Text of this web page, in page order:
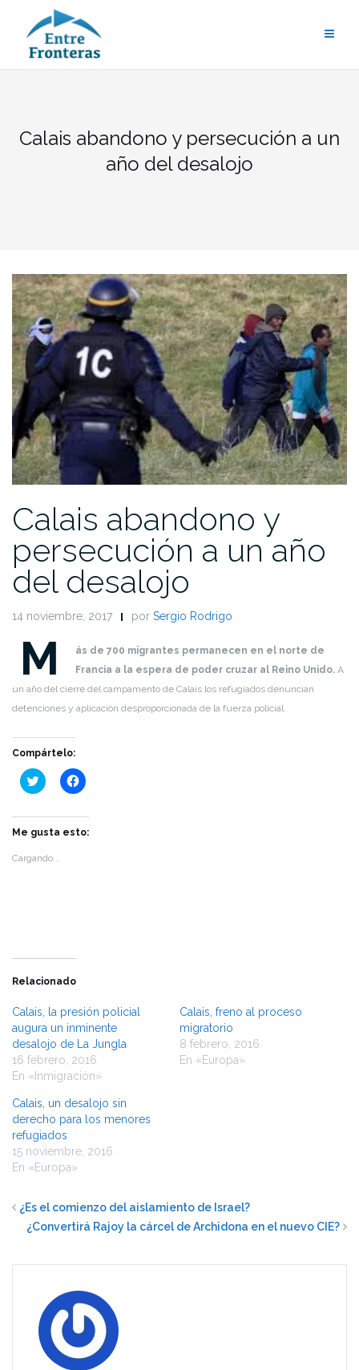
contenido
Calais abandono y persecución a un
año del desalojo
Calais abandono y
persecución a un año
del desalojo
14 noviembre, 2017 por Sergio Rodrigo
M
ás de 700 migrantes permanecen en el norte de
Francia a la espera de poder cruzar al Reino Unido. A
un año del cierre del campamento de Calais los refugiados denuncian
detenciones y aplicación desproporcionada de la fuerza policial.
Compártelo:
Haz
clic
en
Twitter
en
Haz
clic
en
Facebook
Me gusta esto:
Cargando...
Relacionado
Calais, la presión policial
augura un inminente
desalojo de La Jungla
16 febrero, 2016
En «Inmigración»
Calais, freno al proceso
migratorio
8 febrero, 2016
En «Europa»
Calais, un desalojo sin
derecho para los menores
refugiados
15 noviembre, 2016
En «Europa»
¿Es el comienzo del aislamiento de Israel?
¿Convertirá Rajoy la cárcel de Archidona en el nuevo CIE?